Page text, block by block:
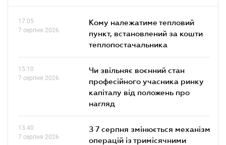
17.05
7 серпня 2026
Кому належатиме тепловий
пункт, встановлений за кошти
теплопостачальника
15.10
7 серпня 2026
Чи звільняє воєнний стан
професійного учасника ринку
капіталу від положень про
нагляд
13.40
7 серпня 2026
З 7 серпня змінюється механізм
операцій із тримісячними